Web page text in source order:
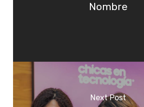
Nombre
Next Post